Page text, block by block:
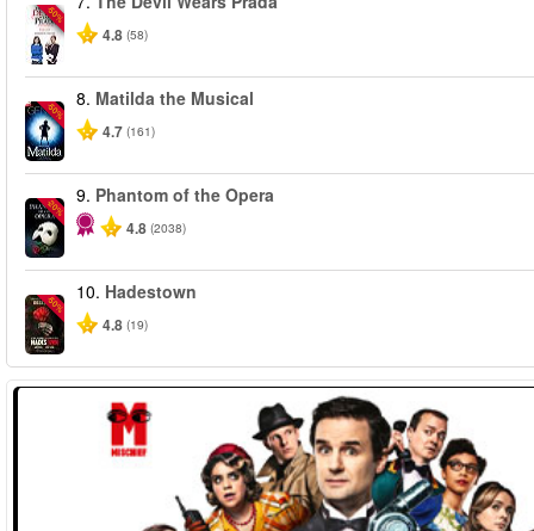
-50%
4.8 (58)
-50%
8. Matilda the Musical
4.7 (161)
-20%
9. Phantom of the Opera
4.8 (2038)
-50%
10. Hadestown
4.8 (19)